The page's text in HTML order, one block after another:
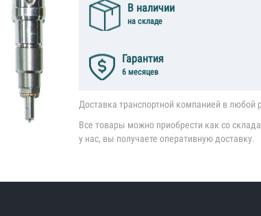
В наличии
на складе
Гарантия
6 месяцев
Доставка транспортной компанией в любой
Все товары можно приобрести как со
у нас, вы получаете оперативную доставку.